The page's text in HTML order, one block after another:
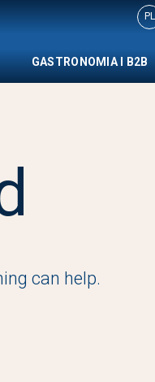
PL
GASTRONOMIA I B2B
can help.